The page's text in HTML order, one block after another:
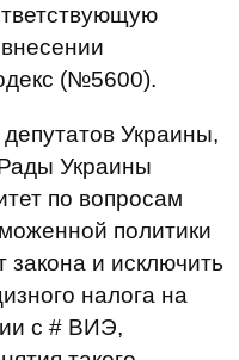
(№5600).
Украины,
Украины
по вопросам
политики
закона и исключить
налога на
с # ВИЭ,